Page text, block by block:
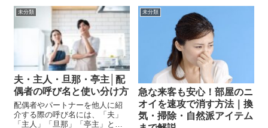
未分類
夫・主人・旦那・亭主│配
偶者の呼び名と使い分け方
配偶者やパートナーを他人に紹
介する際の呼び名には、「夫」
「主人」「旦那」「亭主」とい
未分類
急な来客も安心！部屋のニ
オイを速攻で消す方法｜換
気・掃除・自然派アイテム